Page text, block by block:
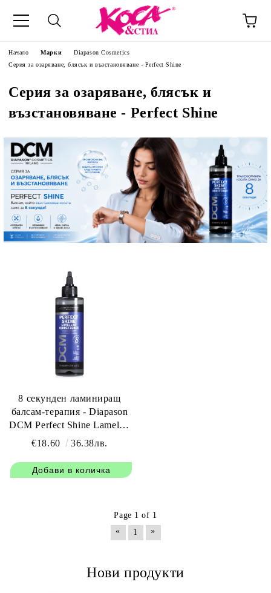
Начало Марки
Diapason Cosmetics
Серия за озаряване, блясък и възстановяване - Perfect Shine
Серия за озаряване, блясък и
възстановяване - Perfect Shine
8 секунден ламиниращ
балсам-терапия - Diapason
DCM Perfect Shine Lamellar
Conditioner 8 seconds 200
€18.60 36.38лв.
Page 1 of 1
«
1 »
Нови продукти